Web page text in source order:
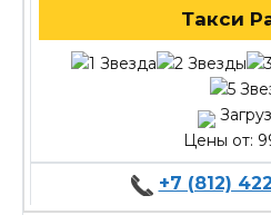
Такси
Цены от:
+7 (812)